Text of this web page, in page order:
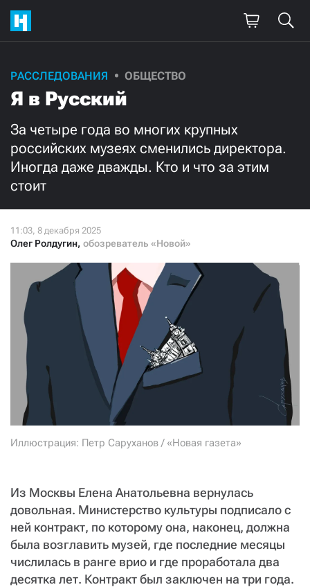
РАССЛЕДОВАНИЯ ОБЩЕСТВО
Я в Русский
За четыре года во многих крупных
российских музеях сменились директора.
Иногда даже дважды. Кто и что за этим
стоит
Олег Ролдугин, обозреватель «Новой»
Иллюстрация: Петр Саруханов / «Новая газета»
Из Москвы Елена Анатольевна вернулась
довольная. Министерство культуры подписало с
ней контракт, по которому она, наконец, должна
была возглавить музей, где последние месяцы
числилась в ранге врио и где проработала два
десятка лет. Контракт был заключен на три года.
Поддержите
нашу работу!
Ежемесячно Разово
3000 1000
Нажимая кнопку «Стать соучастником»,
я принимаю
условия и подтверждаю свое гражданство РФ
СТАТЬ СОУЧАСТНИКОМ
ПОДЕЛИТЬСЯ С ДРУЗЬЯМИ
Если у вас есть вопросы, пишите donate@novayagazeta.ru
звоните:
+7 (929) 612-03-68